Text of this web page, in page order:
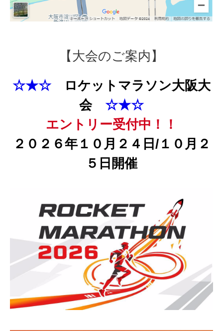
【大会のご案内】
☆★☆
ロケットマラソン大阪大
会
☆★☆
エントリー受付中！！
２０２６年１０月２４日/１０月２
５ 日開催